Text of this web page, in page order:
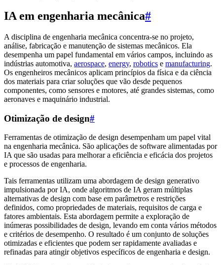
IA em engenharia mecânica#
A disciplina de engenharia mecânica concentra-se no projeto,
análise, fabricação e manutenção de sistemas mecânicos. Ela
desempenha um papel fundamental em vários campos, incluindo as
indústrias automotiva, aerospace, energy, robotics e manufacturing.
Os engenheiros mecânicos aplicam princípios da física e da ciência
dos materiais para criar soluções que vão desde pequenos
componentes, como sensores e motores, até grandes sistemas, como
aeronaves e maquinário industrial.
Otimização de design#
Ferramentas de otimização de design desempenham um papel vital
na engenharia mecânica. São aplicações de software alimentadas por
IA que são usadas para melhorar a eficiência e eficácia dos projetos
e processos de engenharia.
Tais ferramentas utilizam uma abordagem de design generativo
impulsionada por IA, onde algoritmos de IA geram múltiplas
alternativas de design com base em parâmetros e restrições
definidos, como propriedades de materiais, requisitos de carga e
fatores ambientais. Esta abordagem permite a exploração de
inúmeras possibilidades de design, levando em conta vários métodos
e critérios de desempenho. O resultado é um conjunto de soluções
otimizadas e eficientes que podem ser rapidamente avaliadas e
refinadas para atingir objetivos específicos de engenharia e design.